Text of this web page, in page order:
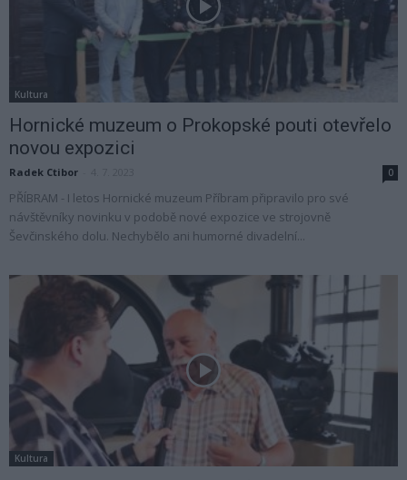
Kultura
Hornické muzeum o Prokopské pouti otevřelo
novou expozici
Radek Ctibor 0
PŘÍBRAM - I letos Hornické muzeum Příbram připravilo pro své
návštěvníky novinku v podobě nové expozice ve strojovně
Ševčinského dolu. Nechybělo ani humorné divadelní...
Kultura